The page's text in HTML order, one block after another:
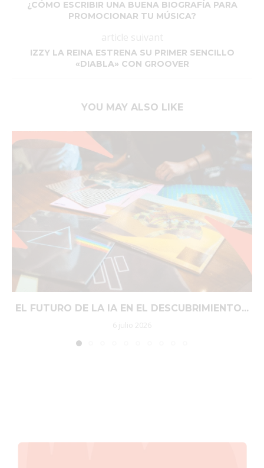
¿CÓMO ESCRIBIR UNA BUENA BIOGRAFÍA PARA
PROMOCIONAR TU MÚSICA?
article suivant
IZZY LA REINA ESTRENA SU PRIMER SENCILLO
«DIABLA» CON GROOVER
YOU MAY ALSO LIKE
EL FUTURO DE LA IA EN EL DESCUBRIMIENTO...
6 julio 2026